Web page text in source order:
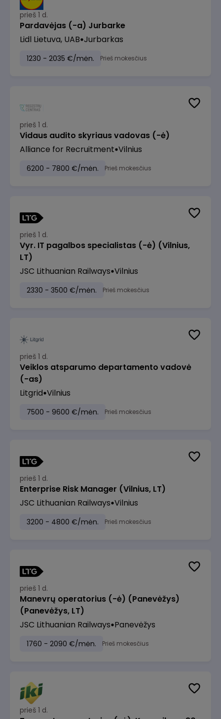
prieš 1 d.
Pardavėjas (-a) Jurbarke
Lidl Lietuva, UAB Jurbarkas
1230 - 2035 €/mėn. Prieš mokesčius
prieš 1 d.
Vidaus audito skyriaus vadovas (-ė)
Alliance for Recruitment Vilnius
6200 - 7800 €/mėn. Prieš mokesčius
prieš 1 d.
Vyr. IT pagalbos specialistas (-ė) (Vilnius,
LT)
JSC Lithuanian Railways Vilnius
2330 - 3500 €/mėn. Prieš mokesčius
prieš 1 d.
Veiklos atsparumo departamento vadovė
(-as)
Litgrid Vilnius
7500 - 9600 €/mėn. Prieš mokesčius
prieš 1 d.
Enterprise Risk Manager (Vilnius, LT)
JSC Lithuanian Railways Vilnius
3200 - 4800 €/mėn. Prieš mokesčius
prieš 1 d.
Manevrų operatorius (-ė) (Panevėžys)
(Panevėžys, LT)
JSC Lithuanian Railways Panevėžys
1760 - 2090 €/mėn. Prieš mokesčius
prieš 1 d.